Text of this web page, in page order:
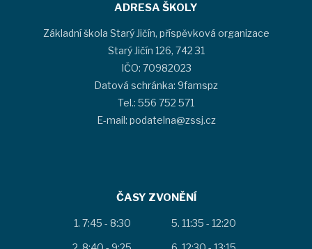
ADRESA ŠKOLY
Základní škola Starý Jičín, příspěvková organizace
Starý Jičín 126, 742 31
IČO: 70982023
Datová schránka: 9famspz
Tel.: 556 752 571
E-mail: podatelna@zssj.cz
ČASY ZVONĚNÍ
7:45 - 8:30 11:35 - 12:20